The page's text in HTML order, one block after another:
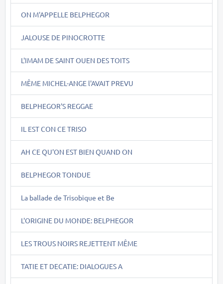
ON M'APPELLE BELPHEGOR
JALOUSE DE PINOCROTTE
L'IMAM DE SAINT OUEN DES TOITS
MÊME MICHEL-ANGE l'AVAIT PREVU
BELPHEGOR'S REGGAE
IL EST CON CE TRISO
AH CE QU'ON EST BIEN QUAND ON
BELPHEGOR TONDUE
La ballade de Trisobique et Be
L'ORIGINE DU MONDE: BELPHEGOR
LES TROUS NOIRS REJETTENT MÊME
TATIE ET DECATIE: DIALOGUES A